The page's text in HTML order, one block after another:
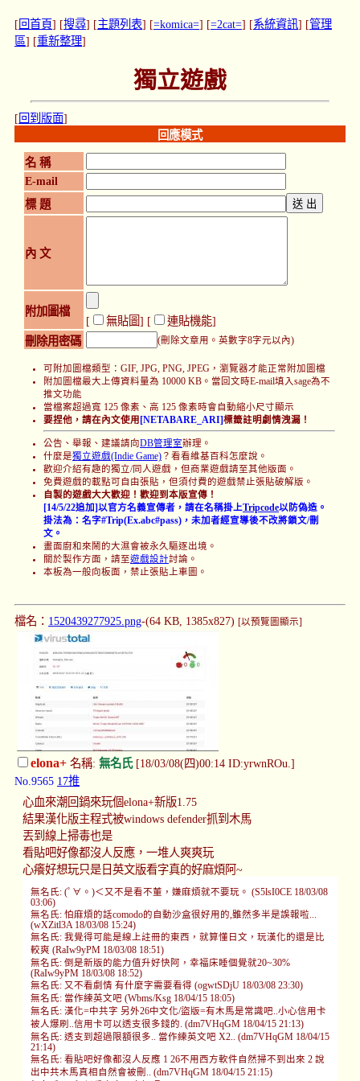
[ 回首頁] [搜尋] [主題列表] [=komica=] [=2cat=] [系統資訊] [管理
區] [重新整理]
獨立遊戲
[ 回到版面]
回應模式
名 稱
E-mail
標 題
內 文
附加圖檔
[ 無貼圖] [ 連貼機能]
刪除用密碼
(刪除文章用。英數字8字元以內)
可附加圖檔類型：GIF, JPG, PNG, JPEG，瀏覽器才能正常附加圖檔
附加圖檔最大上傳資料量為 10000 KB。當回文時E-mail填入sage為不
推文功能
當檔案超過寬 125 像素、高 125 像素時會自動縮小尺寸顯示
要捏他，請在內文使用 [NETABARE_ARI]標籤註明劇情洩漏！
公告、舉報、建議請向 DB管理室辦理。
什麼是獨立遊戲(Indie Game) ？看看維基百科怎麼說。
歡迎介紹有趣的獨立/同人遊戲，但商業遊戲請至其他版面。
免費遊戲的載點可自由張貼，但須付費的遊戲禁止張貼破解版。
自製的遊戲大大歡迎！歡迎到本版宣傳！
[14/5/22追加]以官方名義宣傳者，請在名稱掛上Tripcode以防偽造。
掛法為：名字#Trip(Ex.abc#pass)，未加者經宣導後不改將鎖文/刪
文。
畫面廚和來鬧的大濕會被永久驅逐出境。
關於製作方面，請至遊戲設計討論。
本板為一般向板面，禁止張貼上車圖。
檔名： 1520439277925.png-(64 KB, 1385x827) [以預覽圖顯示]
elona+ 名稱: 無名氏[18/03/08(四)00:14 ID:yrwnROu.]
No.9565 17推
心血來潮回鍋來玩個elona+新版1.75
結果漢化版主程式被windows defender抓到木馬
丟到線上掃毒也是
看貼吧好像都沒人反應，一堆人爽爽玩
心癢好想玩只是日英文版看字真的好麻煩阿~
無名氏: (ﾟ∀。)＜又不是看不董，嫌麻煩就不要玩。 (S5lsI0CE 18/03/08
03:06)
無名氏: 怕麻煩的話comodo的自動沙盒很好用的,雖然多半是誤報啦...
(wXZitl3A 18/03/08 15:24)
無名氏: 我覺得可能是線上註冊的東西，就算懂日文，玩漢化的還是比
較爽 (RaIw9yPM 18/03/08 18:51)
無名氏: 倒是新版的能力值升好快阿，幸福床睡個覺就20~30%
(RaIw9yPM 18/03/08 18:52)
無名氏: 又不看劇情 有什麼字需要看得 (ogwtSDjU 18/03/08 23:30)
無名氏: 當作練英文吧 (Wbms/Ksg 18/04/15 18:05)
無名氏: 漢化=中共字 另外26中文化/盜版=有木馬是常識吧..小心信用卡
被人爆刷..信用卡可以透支很多錢的. (dm7VHqGM 18/04/15 21:13)
無名氏: 透支到超過限額很多.. 當作練英文吧 X2.. (dm7VHqGM 18/04/15
21:14)
無名氏: 看貼吧好像都沒人反應 1 26不用西方軟件自然掃不到出來 2 說
出中共木馬真相自然會被刪.. (dm7VHqGM 18/04/15 21:15)